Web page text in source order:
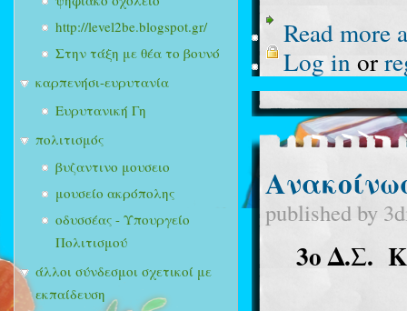
http://level2be.blogspot.gr/
Στην τάξη με θέα το βουνό
καρπενήσι-ευρυτανία
Ευρυτανική Γη
πολιτισμός
βυζαντινο μουσειο
μουσείο ακρόπολης
οδυσσέας - Υπουργείο
Πολιτισμού
άλλοι σύνδεσμοι σχετικοί με
εκπαίδευση
Read more
Log in or
published by
3ο Δ.Σ.